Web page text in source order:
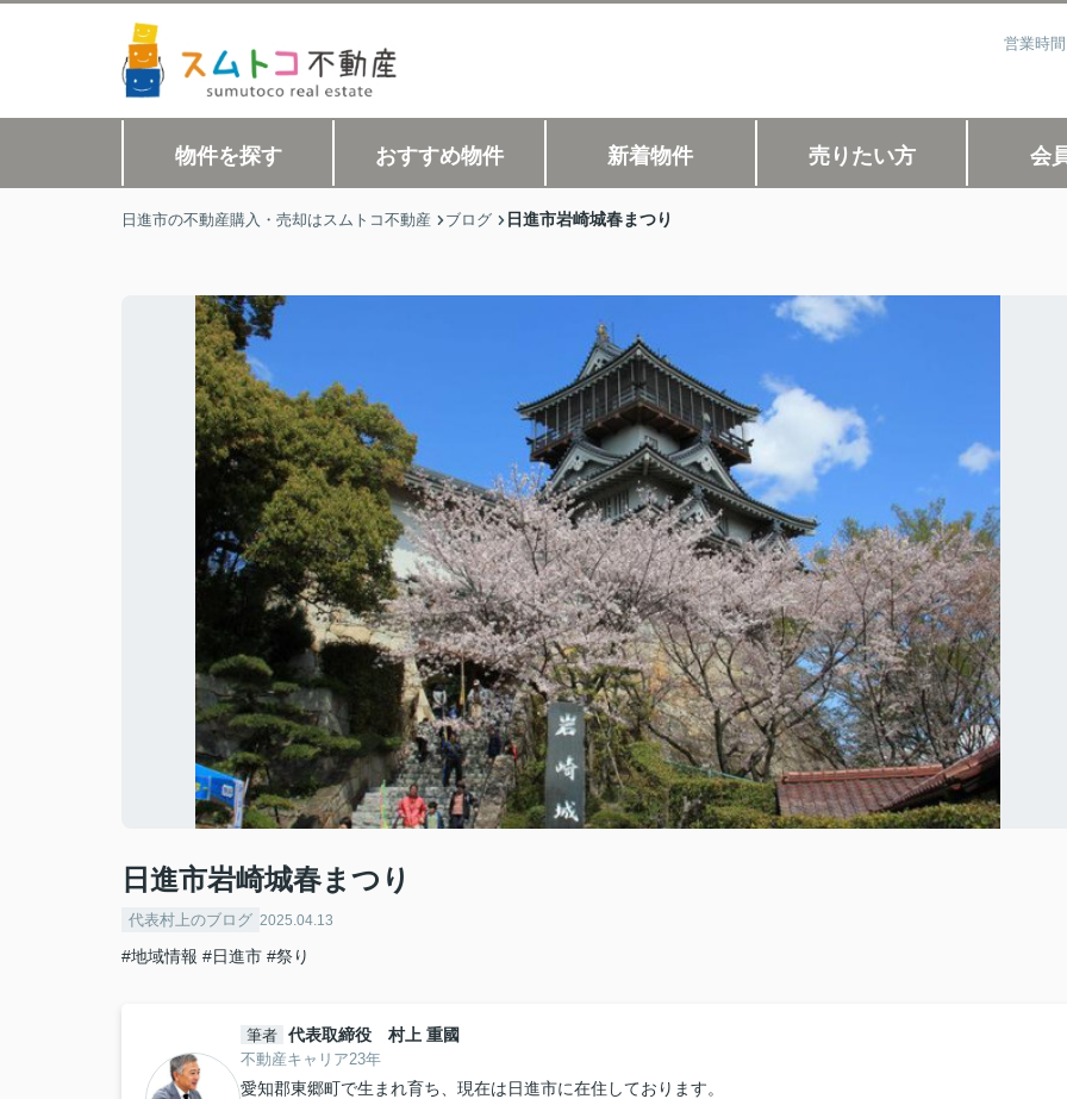
営業時
物件を探す おすすめ物件 新着物件 売りたい方 会
日進市の不動産購入・売却はスムトコ不動産 ブログ 日進市岩崎城春まつり
日進市岩崎城春まつり
代表村上のブログ 2025.04.13
#地域情報 #日進市 #祭り
筆者 代表取締役 村上 重國
不動産キャリア23年
愛知郡東郷町で生まれ育ち、現在は日進市に在住しております。